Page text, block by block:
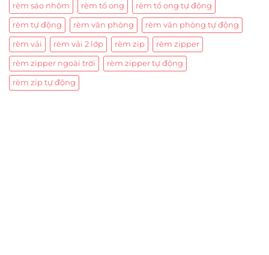
rèm sáo nhôm rèm tổ ong rèm tổ ong tự động
rèm tự động rèm văn phòng rèm văn phòng tự động
rèm vải rèm vải 2 lớp rèm zip rèm zipper
rèm zipper ngoài trời rèm zipper tự động
rèm zip tự động